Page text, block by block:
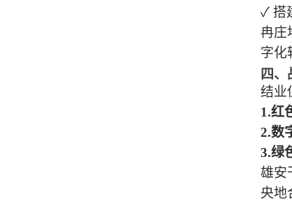
✓ 搭
冉庄
字化
四
结业
1.红
2.数
3.绿
雄安
央地